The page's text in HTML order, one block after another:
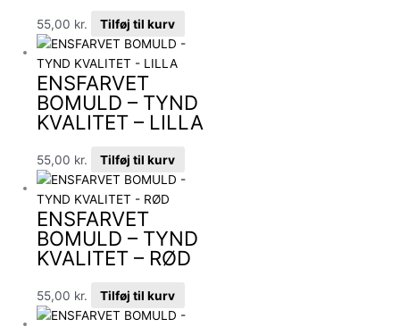
55,00 kr. Tilføj til kurv
ENSFARVET
BOMULD – TYND
KVALITET – LILLA
55,00 kr. Tilføj til kurv
ENSFARVET
BOMULD – TYND
KVALITET – RØD
55,00 kr. Tilføj til kurv